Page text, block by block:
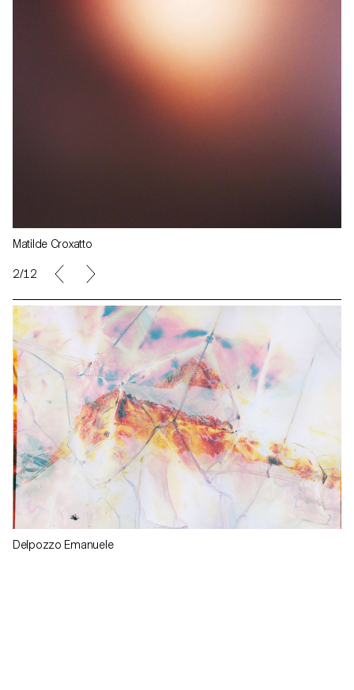
Matilde Croxatto
2/12
Delpozzo Emanuele